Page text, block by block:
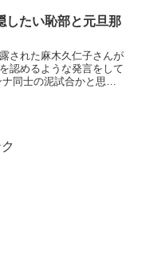
したい恥部と元旦那
された麻木久仁子さんが
認めるような発言をして
同士の泥試合かと思い